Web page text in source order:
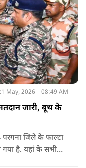
May, 2026 08:49 AM
जारी, बूथ के
जिले के फाल्टा
गया है. यहां के सभी